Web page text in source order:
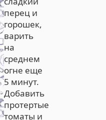
перец и
горошек,
варить
на
среднем
огне еще
5 минут.
Добавить
протертые
томаты и